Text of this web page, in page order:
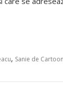
, Sanie de Cartoon